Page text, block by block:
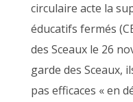
circulaire acte la
éducatifs fermés
des Sceaux le 26
garde des Sceaux,
pas efficaces « en